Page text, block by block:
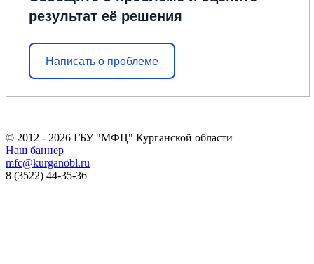
результат её решения
Написать о проблеме
© 2012 - 2026 ГБУ "МФЦ" Курганской области
Наш баннер
mfc@kurganobl.ru
8 (3522) 44-35-36